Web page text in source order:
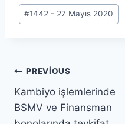
Post
Tags:
#1442 - 27 Mayıs 2020
Yazı
gezinmesi
PREVIOUS
Kambiyo işlemlerinde
BSMV ve Finansman